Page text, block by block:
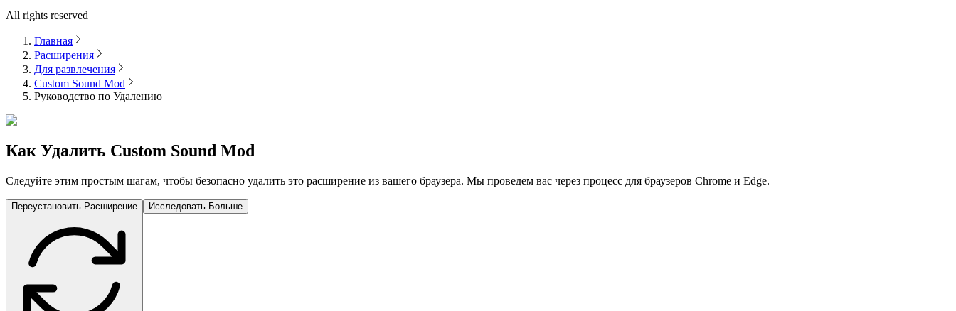
All rights reserved
Главная
Расширения
Для развлечения
Custom Sound Mod
Руководство по Удалению
Как Удалить Custom Sound Mod
Следуйте этим простым шагам, чтобы безопасно удалить это расширение из вашего браузера. Мы проведем вас через процесс для браузеров Chrome и Edge.
Переустановить Расширение Исследовать Больше